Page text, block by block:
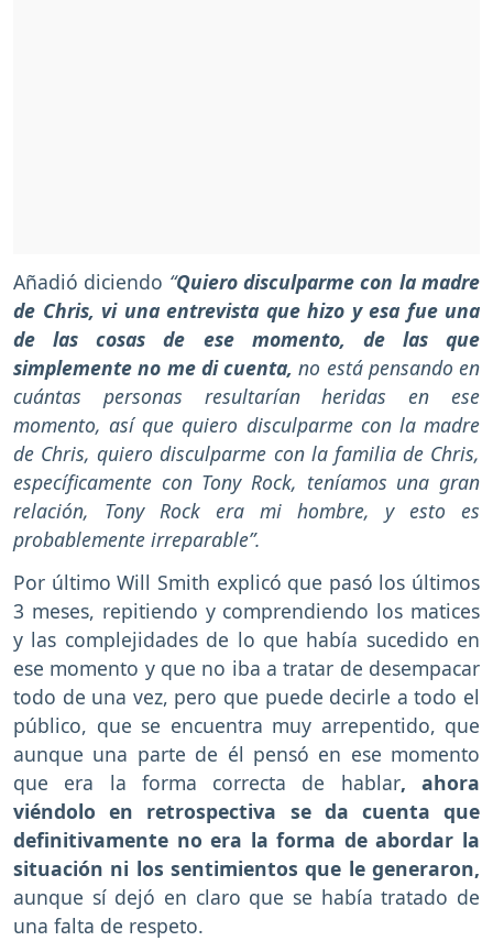
Añadió diciendo “Quiero disculparme con la madre
de Chris, vi una entrevista que hizo y esa fue una
de las cosas de ese momento, de las que
simplemente no me di cuenta,no está pensando en
cuántas personas resultarían heridas en ese
momento, así que quiero disculparme con la madre
de Chris, quiero disculparme con la familia de Chris,
específicamente con Tony Rock, teníamos una gran
relación, Tony Rock era mi hombre, y esto es
probablemente irreparable”.
Por último Will Smith explicó que pasó los últimos
3 meses, repitiendo y comprendiendo los matices
y las complejidades de lo que había sucedido en
ese momento y que no iba a tratar de desempacar
todo de una vez, pero que puede decirle a todo el
público, que se encuentra muy arrepentido, que
aunque una parte de él pensó en ese momento
que era la forma correcta de hablar, ahora
viéndolo en retrospectiva se da cuenta que
definitivamente no era la forma de abordar la
situación ni los sentimientos que le generaron,
aunque sí dejó en claro que se había tratado de
una falta de respeto.